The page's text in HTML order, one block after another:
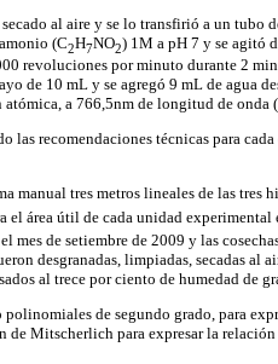
al aire y se lo transfirió a un tubo
(C2H7NO2) 1M a pH 7 y se agitó
revoluciones por minuto durante 2
de 10 mL y se agregó 9 mL de agua
a 766,5nm de longitud de onda
las recomendaciones técnicas para
manual tres metros lineales de las tres
el área útil de cada unidad experimental
mes de setiembre de 2009 y las
desgranadas, limpiadas, secadas al
al trece por ciento de humedad de
de segundo grado, para
Mitscherlich para expresar la